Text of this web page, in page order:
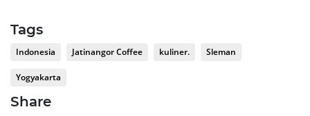
Tags
Indonesia Jatinangor Coffee kuliner. Sleman
Yogyakarta
Share